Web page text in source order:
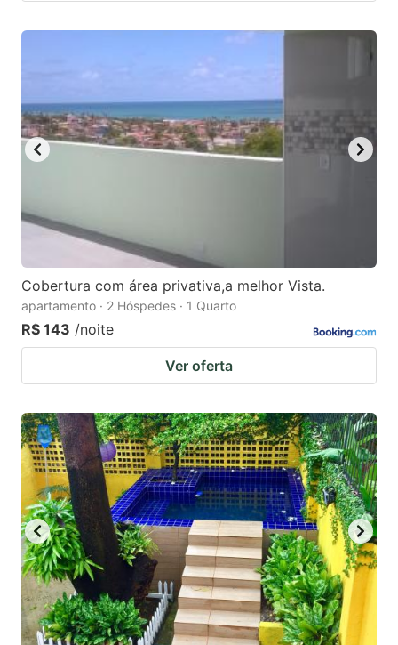
Cobertura com área privativa,a melhor Vista.
apartamento · 2 Hóspedes · 1 Quarto
R$ 143 /noite
Ver oferta